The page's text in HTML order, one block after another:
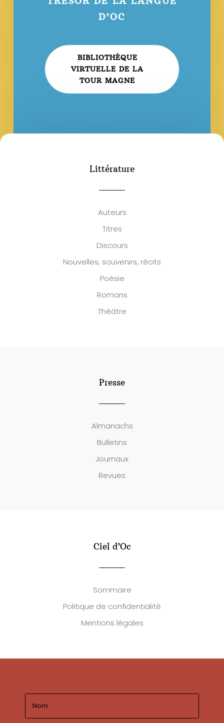
D’OC
BIBLIOTHÈQUE
VIRTUELLE DE LA
TOUR MAGNE
Littérature
Auteurs
Titres
Discours
Nouvelles, souvenirs, récits
Poésie
Romans
Théâtre
Presse
Almanachs
Bulletins
Journaux
Revues
Ciel d’Oc
Sommaire
Politique de confidentialité
Mentions légales